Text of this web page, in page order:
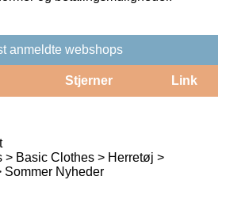
anmeldte webshops
Stjerner Link
> Basic Clothes > Herretøj >
Sommer Nyheder